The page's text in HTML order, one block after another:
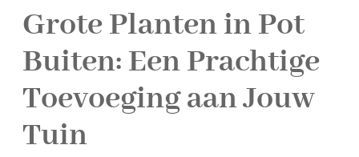
Grote Planten in Pot
Buiten: Een Prachtige
Toevoeging aan Jouw
Tuin